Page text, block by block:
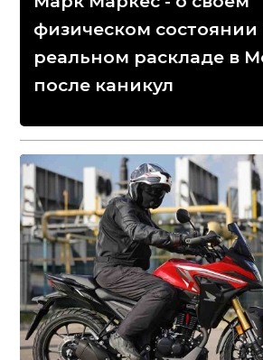
физическом состоянии
реальном раскладе в
после каникул